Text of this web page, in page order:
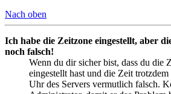
Nach oben
Ich habe die Zeitzone eingestellt, aber
noch falsch!
Wenn du dir sicher bist, dass du die
eingestellt hast und die Zeit
Uhr des Servers vermutlich falsch.